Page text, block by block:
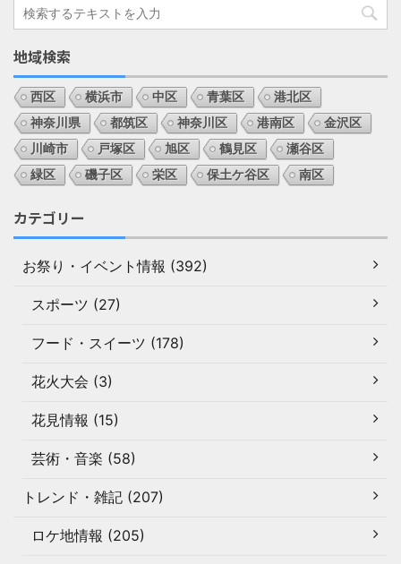
地域検索
西区 横浜市 中区 青葉区
港北区
神奈川県
都筑区 神奈川区 港南区
金沢区
川崎市
戸塚区 旭区 鶴見区
瀬谷区
緑区
磯子区 栄区 保土ケ谷区 南区
カテゴリー
お祭り・イベント情報 (392)
スポーツ (27)
フード・スイーツ (178)
花火大会 (3)
花見情報 (15)
芸術・音楽 (58)
トレンド・雑記 (207)
ロケ地情報 (205)